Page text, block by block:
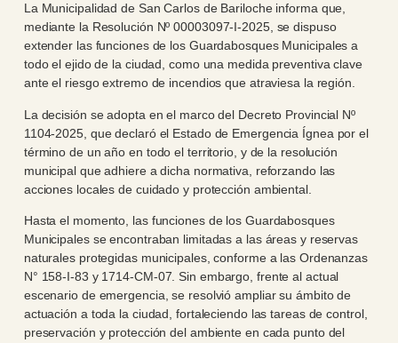
La Municipalidad de San Carlos de Bariloche informa que,
mediante la Resolución Nº 00003097-I-2025, se dispuso
extender las funciones de los Guardabosques Municipales a
todo el ejido de la ciudad, como una medida preventiva clave
ante el riesgo extremo de incendios que atraviesa la región.
La decisión se adopta en el marco del Decreto Provincial Nº
1104-2025, que declaró el Estado de Emergencia Ígnea por el
término de un año en todo el territorio, y de la resolución
municipal que adhiere a dicha normativa, reforzando las
acciones locales de cuidado y protección ambiental.
Hasta el momento, las funciones de los Guardabosques
Municipales se encontraban limitadas a las áreas y reservas
naturales protegidas municipales, conforme a las Ordenanzas
N° 158-I-83 y 1714-CM-07. Sin embargo, frente al actual
escenario de emergencia, se resolvió ampliar su ámbito de
actuación a toda la ciudad, fortaleciendo las tareas de control,
preservación y protección del ambiente en cada punto del